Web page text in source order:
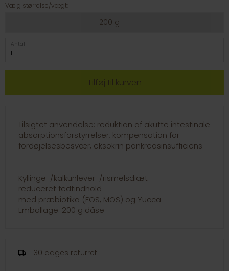
Vælg størrelse/vægt:
200 g
Antal
Tilsigtet anvendelse: reduktion af akutte intestinale
absorptionsforstyrrelser, kompensation for
fordøjelsesbesvær, eksokrin pankreasinsufficiens
Kyllinge-/kalkunlever-/rismelsdiæt
reduceret fedtindhold
med præbiotika (FOS, MOS) og Yucca
Emballage: 200 g dåse
30 dages returret